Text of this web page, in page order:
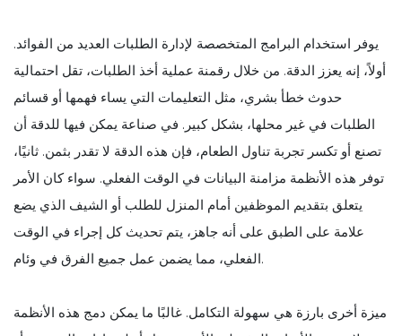
يوفر استخدام البرامج المتخصصة لإدارة الطلبات العديد من الفوائد.
أولاً، إنه يعزز الدقة. من خلال رقمنة عملية أخذ الطلبات، تقل احتمالية
حدوث خطأ بشري، مثل التعليمات التي يساء فهمها أو قسائم
الطلبات في غير محلها، بشكل كبير. في صناعة يمكن فيها للدقة أن
تصنع أو تكسر تجربة تناول الطعام، فإن هذه الدقة لا تقدر بثمن. ثانيًا،
توفر هذه الأنظمة مزامنة البيانات في الوقت الفعلي. سواء كان الأمر
يتعلق بتقديم الموظفين أمام المنزل للطلب أو الشيف الذي يضع
علامة على الطبق على أنه جاهز، يتم تحديث كل إجراء في الوقت
الفعلي، مما يضمن عمل جميع الفرق في وئام.
ميزة أخرى بارزة هي سهولة التكامل. غالبًا ما يمكن دمج هذه الأنظمة